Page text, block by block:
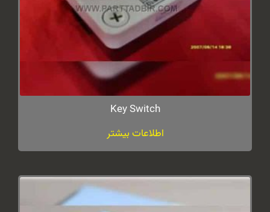
Key Switch
اطلاعات بیشتر